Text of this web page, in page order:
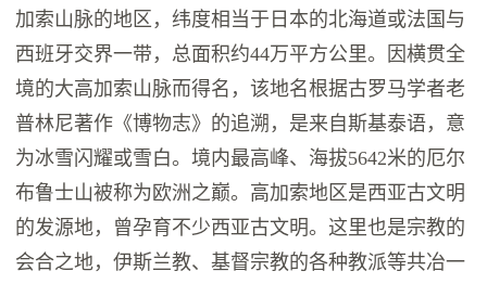
加索山脉的地区，纬度相当于日本的北海道或法国与
西班牙交界一带，总面积约44万平方公里。因横贯全
境的大高加索山脉而得名，该地名根据古罗马学者老
普林尼著作《博物志》的追溯，是来自斯基泰语，意
为冰雪闪耀或雪白。境内最高峰、海拔5642米的厄尔
布鲁士山被称为欧洲之巅。高加索地区是西亚古文明
的发源地，曾孕育不少西亚古文明。这里也是宗教的
会合之地，伊斯兰教、基督宗教的各种教派等共冶一